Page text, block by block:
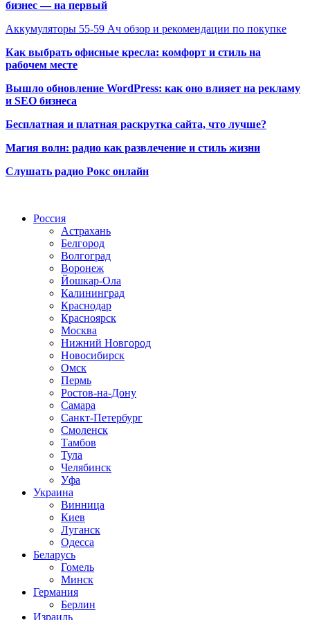
бизнес — на первый
Аккумуляторы 55-59 Ач обзор и рекомендации по покупке
Как выбрать офисные кресла: комфорт и стиль на
рабочем месте
Вышло обновление WordPress: как оно влияет на рекламу
и SEO бизнеса
Бесплатная и платная раскрутка сайта, что лучше?
Магия волн: радио как развлечение и стиль жизни
Слушать радио Рокс онлайн
Россия
Астрахань
Белгород
Волгоград
Воронеж
Йошкар-Ола
Калининград
Краснодар
Красноярск
Москва
Нижний Новгород
Новосибирск
Омск
Пермь
Ростов-на-Дону
Самара
Санкт-Петербург
Смоленск
Тамбов
Тула
Челябинск
Уфа
Украина
Винница
Киев
Луганск
Одесса
Беларусь
Гомель
Минск
Германия
Берлин
Израиль